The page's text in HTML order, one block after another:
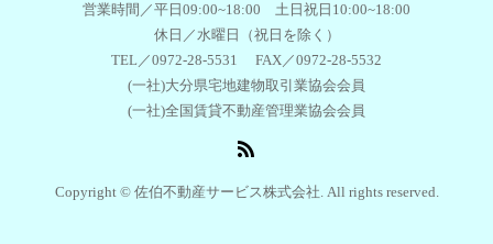
営業時間／平日09:00~18:00 土日祝日10:00~18:00
休日／水曜日（祝日を除く）
TEL／0972-28-5531 FAX／0972-28-5532
(一社)大分県宅地建物取引業協会会員
(一社)全国賃貸不動産管理業協会会員
Copyright © 佐伯不動産サービス株式会社. All rights reserved.